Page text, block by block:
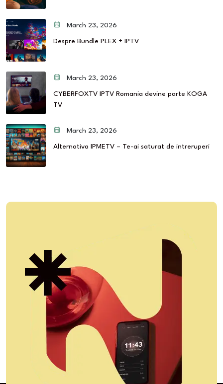
March 23, 2026
Despre Bundle PLEX + IPTV
March 23, 2026
CYBERFOXTV IPTV Romania devine parte KOGA
TV
March 23, 2026
Alternativa IPMETV – Te-ai saturat de intreruperi